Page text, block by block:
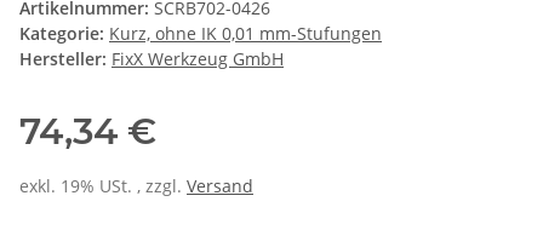
Artikelnummer: SCRB702-0426
Kategorie: Kurz, ohne IK 0,01 mm-Stufungen
Hersteller: FixX Werkzeug GmbH
74,34 €
exkl. 19% USt. , zzgl. Versand